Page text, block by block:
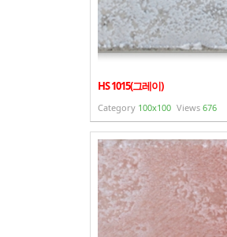
HS 1015(그레이)
Category 100x100 Views 676